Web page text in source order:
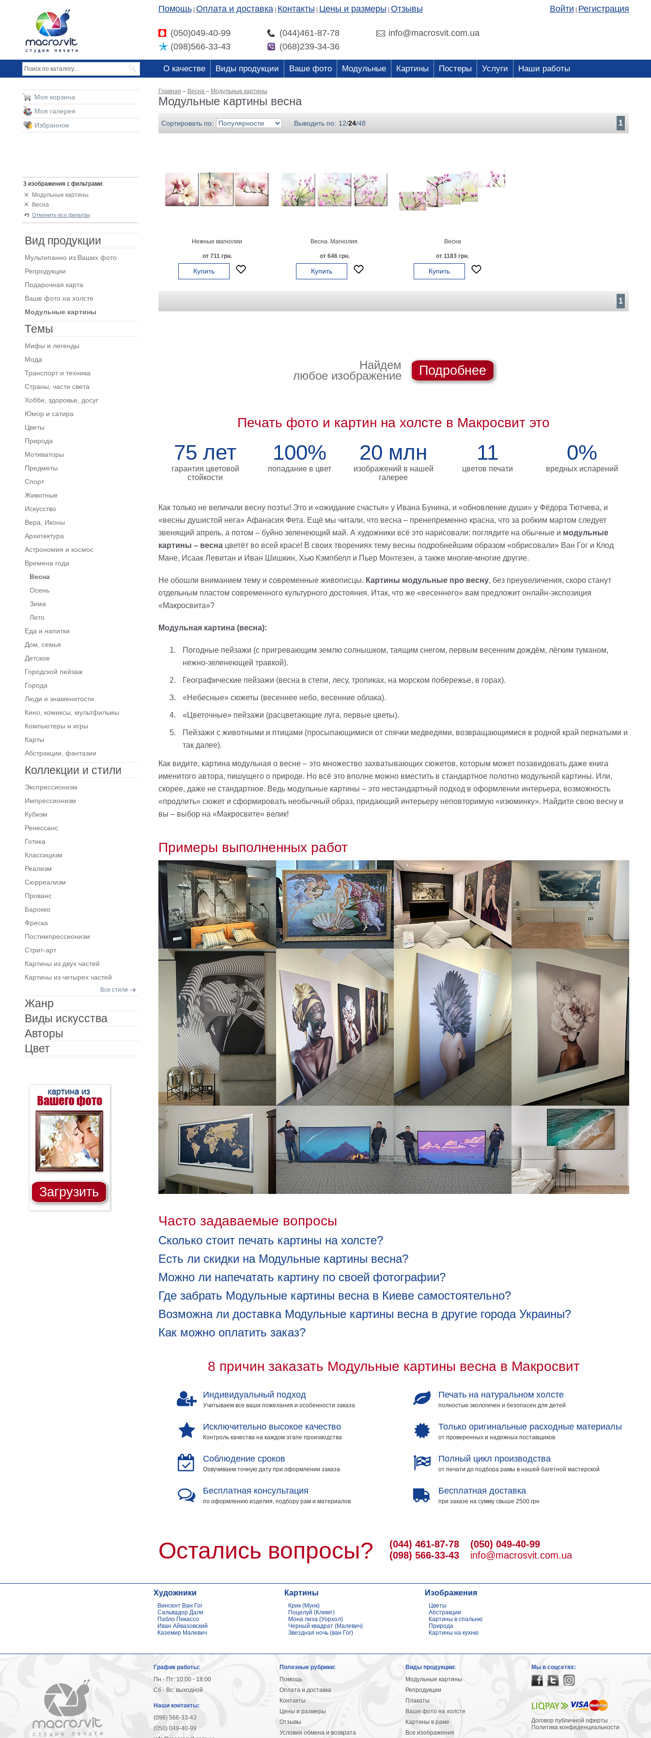
Помощь Оплата и доставка Контакты Цены и размеры Отзывы Войти Регистрация
(050)049-40-99 (044)461-87-78
info@macrosvit.com.ua
(098)566-33-43
(068)239-34-36
О качестве Виды продукции Ваше фото Модульные Картины Постеры Услуги Наши работы
Главная – Весна – Модульные картины
Модульные картины весна
Сортировать по: Выводить по: 12/24/48 1
Нежные магнолии
от 711 грн.
Купить
Весна. Магнолия.
от 646 грн.
Купить
Весна
от 1183 грн.
Купить
1
Найдем
любое изображение
Подробнее
Печать фото и картин на холсте в Макросвит это
75 лет
гарантия цветовой
стойкости
100%
попадание в цвет
20 млн
изображений в нашей
галерее
11
цветов печати
0%
вредных испарений
Как только не величали весну поэты! Это и «ожидание счастья» у Ивана Бунина, и «обновление души» у Фёдора Тютчева, и
«весны душистой нега» Афанасия Фета. Ещё мы читали, что весна – пренепременно красна, что за робким мартом следует
звенящий апрель, а потом – буйно зеленеющий май. А художники всё это нарисовали: поглядите на обычные и модульные
картины – веснацветёт во всей красе! В своих творениях тему весны подробнейшим образом «обрисовали» Ван Гог и Клод
Мане, Исаак Левитан и Иван Шишкин, Хью Кэмпбелл и Пьер Монтезен, а также многие-многие другие.
Не обошли вниманием тему и современные живописцы. Картины модульные про весну, без преувеличения, скоро станут
отдельным пластом современного культурного достояния. Итак, что же «весеннего» вам предложит онлайн-экспозиция
«Макросвита»?
Модульная картина (весна):
Погодные пейзажи (с пригревающим землю солнышком, таящим снегом, первым весенним дождём, лёгким туманом,
нежно-зеленеющей травкой).
Географические пейзажи (весна в степи, лесу, тропиках, на морском побережье, в горах).
«Небесные» сюжеты (весеннее небо, весенние облака).
«Цветочные» пейзажи (расцветающие луга, первые цветы).
Пейзажи с животными и птицами (просыпающимися от спячки медведями, возвращающимися в родной край пернатыми и
так далее).
Как видите, картина модульная о весне – это множество захватывающих сюжетов, которым может позавидовать даже книга
именитого автора, пишущего о природе. Но всё это вполне можно вместить в стандартное полотно модульной картины. Или,
скорее, даже не стандартное. Ведь модульные картины – это нестандартный подход в оформлении интерьера, возможность
«продлить» сюжет и сформировать необычный образ, придающий интерьеру неповторимую «изюминку». Найдите свою весну и
вы – выбор на «Макросвите» велик!
Примеры выполненных работ
Часто задаваемые вопросы
Сколько стоит печать картины на холсте?
Есть ли скидки на Модульные картины весна?
Можно ли напечатать картину по своей фотографии?
Где забрать Модульные картины весна в Киеве самостоятельно?
Возможна ли доставка Модульные картины весна в другие города Украины?
Как можно оплатить заказ?
8 причин заказать Модульные картины весна в Макросвит
Индивидуальный подход
Учитываем все ваши пожелания и особенности заказа
Исключительно высокое качество
Контроль качества на каждом этапе производства
Соблюдение сроков
Озвучиваем точную дату при оформлении заказа
Бесплатная консультация
по оформлению изделия, подбору рам и материалов
Печать на натуральном холсте
полностью экологичен и безопасен для детей
Только оригинальные расходные материалы
от проверенных и надежных поставщиков
Полный цикл производства
от печати до подбора рамы в нашей багетной мастерской
Бесплатная доставка
при заказе на сумму свыше 2500 грн
Остались вопросы?
(044) 461-87-78
(098) 566-33-43
(050) 049-40-99
info@macrosvit.com.ua
Моя корзина
Моя галерея
Избранное
3 изображения с фильтрами:
Модульные картины
Весна
Отменить все фильтры
Вид продукции
Мультипанно из Ваших фото
Репродукции
Подарочная карта
Ваше фото на холсте
Модульные картины
Темы
Мифы и легенды
Мода
Транспорт и техника
Страны, части света
Хобби, здоровье, досуг
Юмор и сатира
Цветы
Природа
Мотиваторы
Предметы
Спорт
Животные
Искусство
Вера, Иконы
Архитектура
Астрономия и космос
Времена года
Весна
Осень
Зима
Лето
Еда и напитки
Дом, семья
Детское
Городской пейзаж
Города
Люди и знаменитости
Кино, комиксы, мультфильмы
Компьютеры и игры
Карты
Абстракции, фантазии
Коллекции и стили
Экспрессионизм
Импрессионизм
Кубизм
Ренессанс
Готика
Классицизм
Реализм
Сюрреализм
Прованс
Барокко
Фреска
Постимпрессионизм
Стрит-арт
Картины из двух частей
Картины из четырех частей
Все стили
Жанр
Виды искусства
Авторы
Цвет
Загрузить
Художники
Винсент Ван Гог
Сальвадор Дали
Пабло Пикассо
Иван Айвазовский
Каземир Малевич
Картины
Крик (Мунк)
Поцелуй (Климт)
Мона лиза (Уорхол)
Черный квадрат (Малевич)
Звездная ночь (ван Гог)
Изображения
Цветы
Абстракции
Картины в спальню
Природа
Картины на кухню
График работы:
Пн - Пт: 10:00 - 18:00
Сб - Вс: выходной
Наши контакты:
(098) 566-33-43
(050) 049-40-99
Полезные рубрики:
Помощь
Оплата и доставка
Контакты
Цены и размеры
Отзывы
Условия обмена и возврата
Виды продукции:
Модульные картины
Репродукции
Плакаты
Ваше фото на холсте
Картины в раме
Все изображения
Мы в соцсетях:
Договор публичной оферты
Политика конфиденциальности